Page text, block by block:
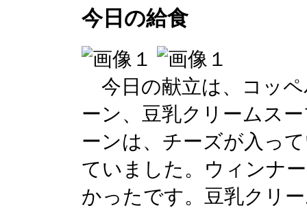
今日の給食
今日の献立は、コッ
ーン、豆乳クリームス
ーンは、チーズが入っ
ていました。ウィンナ
かったです。豆乳クリ